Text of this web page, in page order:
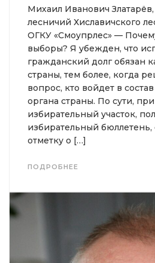
Михаил Иванович
лесничий Хиславичского
ОГКУ «Смоупрлес» —
выборы? Я убежден, что
гражданский долг обязан
страны, тем более, когда
вопрос, кто войдет в
органа страны. По сути,
избирательный участок,
избирательный бюллетень,
отметку о […]
ПОДРОБНЕЕ